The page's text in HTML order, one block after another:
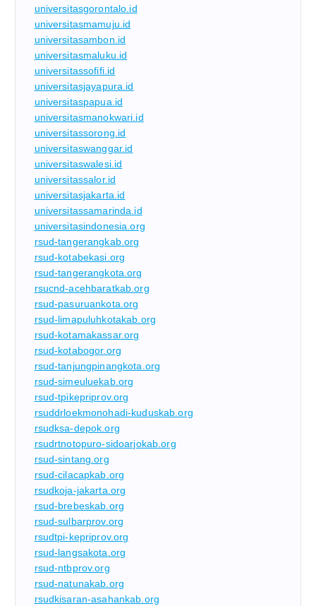
universitasgorontalo.id
universitasmamuju.id
universitasambon.id
universitasmaluku.id
universitassofifi.id
universitasjayapura.id
universitaspapua.id
universitasmanokwari.id
universitassorong.id
universitaswanggar.id
universitaswalesi.id
universitassalor.id
universitasjakarta.id
universitassamarinda.id
universitasindonesia.org
rsud-tangerangkab.org
rsud-kotabekasi.org
rsud-tangerangkota.org
rsucnd-acehbaratkab.org
rsud-pasuruankota.org
rsud-limapuluhkotakab.org
rsud-kotamakassar.org
rsud-kotabogor.org
rsud-tanjungpinangkota.org
rsud-simeuluekab.org
rsud-tpikepriprov.org
rsuddrloekmonohadi-kuduskab.org
rsudksa-depok.org
rsudrtnotopuro-sidoarjokab.org
rsud-sintang.org
rsud-cilacapkab.org
rsudkoja-jakarta.org
rsud-brebeskab.org
rsud-sulbarprov.org
rsudtpi-kepriprov.org
rsud-langsakota.org
rsud-ntbprov.org
rsud-natunakab.org
rsudkisaran-asahankab.org